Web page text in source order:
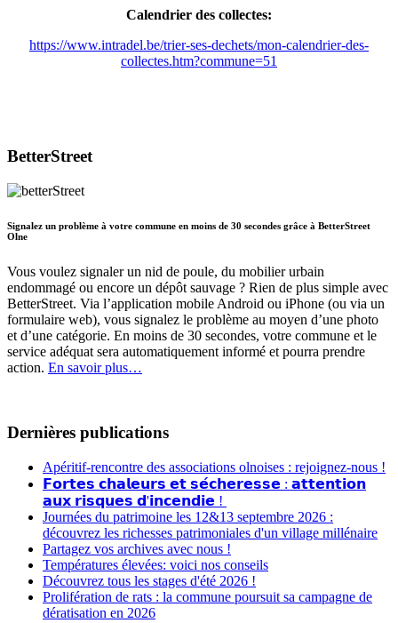
Calendrier des collectes:
https://www.intradel.be/trier-ses-dechets/mon-calendrier-des-
collectes.htm?commune=51
BetterStreet
Signalez un problème à votre commune en moins de 30 secondes grâce à BetterStreet
Olne
Vous voulez signaler un nid de poule, du mobilier urbain
endommagé ou encore un dépôt sauvage ? Rien de plus simple avec
BetterStreet. Via l’application mobile Android ou iPhone (ou via un
formulaire web), vous signalez le problème au moyen d’une photo
et d’une catégorie. En moins de 30 secondes, votre commune et le
service adéquat sera automatiquement informé et pourra prendre
action. En savoir plus…
Dernières publications
Apéritif-rencontre des associations olnoises : rejoignez-nous !
𝗙𝗼𝗿𝘁𝗲𝘀 𝗰𝗵𝗮𝗹𝗲𝘂𝗿𝘀 𝗲𝘁 𝘀𝗲́𝗰𝗵𝗲𝗿𝗲𝘀𝘀𝗲 : 𝗮𝘁𝘁𝗲𝗻𝘁𝗶𝗼𝗻
𝗮𝘂𝘅 𝗿𝗶𝘀𝗾𝘂𝗲𝘀 𝗱'𝗶𝗻𝗰𝗲𝗻𝗱𝗶𝗲 !
Journées du patrimoine les 12&13 septembre 2026 :
découvrez les richesses patrimoniales d'un village millénaire
Partagez vos archives avec nous !
Températures élevées: voici nos conseils
Découvrez tous les stages d'été 2026 !
Prolifération de rats : la commune poursuit sa campagne de
dératisation en 2026